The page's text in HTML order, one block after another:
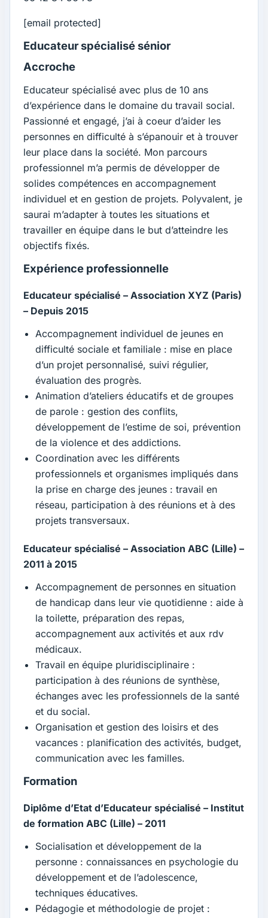
[email protected]
Educateur spécialisé sénior
Accroche
Educateur spécialisé avec plus de 10 ans
d’expérience dans le domaine du travail social.
Passionné et engagé, j’ai à coeur d’aider les
personnes en difficulté à s’épanouir et à trouver
leur place dans la société. Mon parcours
professionnel m’a permis de développer de
solides compétences en accompagnement
individuel et en gestion de projets. Polyvalent, je
saurai m’adapter à toutes les situations et
travailler en équipe dans le but d’atteindre les
objectifs fixés.
Expérience professionnelle
Educateur spécialisé – Association XYZ (Paris)
– Depuis 2015
Accompagnement individuel de jeunes en
difficulté sociale et familiale : mise en place
d’un projet personnalisé, suivi régulier,
évaluation des progrès.
Animation d’ateliers éducatifs et de groupes
de parole : gestion des conflits,
développement de l’estime de soi, prévention
de la violence et des addictions.
Coordination avec les différents
professionnels et organismes impliqués dans
la prise en charge des jeunes : travail en
réseau, participation à des réunions et à des
projets transversaux.
Educateur spécialisé – Association ABC (Lille) –
2011 à 2015
Accompagnement de personnes en situation
de handicap dans leur vie quotidienne : aide à
la toilette, préparation des repas,
accompagnement aux activités et aux rdv
médicaux.
Travail en équipe pluridisciplinaire :
participation à des réunions de synthèse,
échanges avec les professionnels de la santé
et du social.
Organisation et gestion des loisirs et des
vacances : planification des activités, budget,
communication avec les familles.
Formation
Diplôme d’Etat d’Educateur spécialisé – Institut
de formation ABC (Lille) – 2011
Socialisation et développement de la
personne : connaissances en psychologie du
développement et de l’adolescence,
techniques éducatives.
Pédagogie et méthodologie de projet :